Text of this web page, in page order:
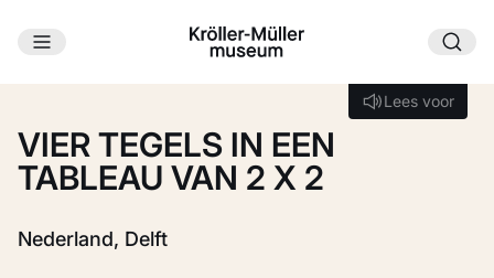
Ga naar hoofdinhoud
Lees voor
Lees voor
VIER TEGELS IN EEN
TABLEAU VAN 2 X 2
Nederland, Delft